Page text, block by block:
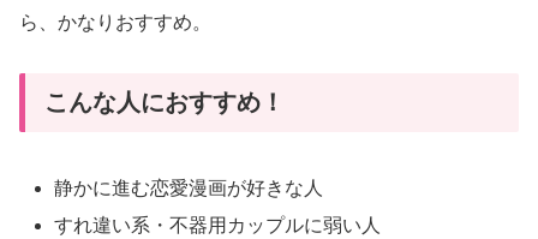
ら、かなりおすすめ。
こんな人におすすめ！
静かに進む恋愛漫画が好きな人
すれ違い系・不器用カップルに弱い人